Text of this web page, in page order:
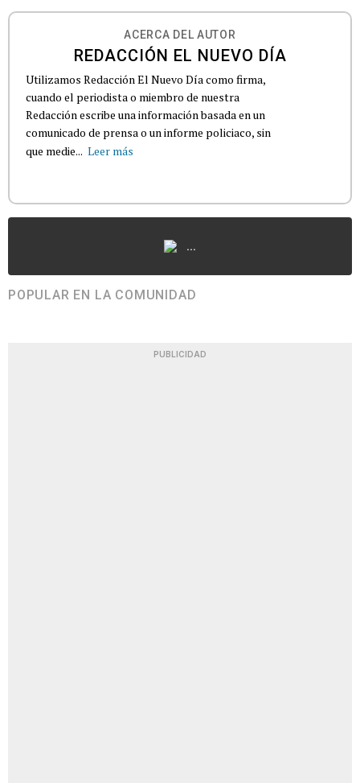
ACERCA DEL AUTOR
REDACCIÓN EL NUEVO DÍA
Utilizamos Redacción El Nuevo Día como firma,
cuando el periodista o miembro de nuestra
Redacción escribe una información basada en un
comunicado de prensa o un informe policiaco, sin
que medie... Leer más
...
POPULAR EN LA COMUNIDAD
PUBLICIDAD